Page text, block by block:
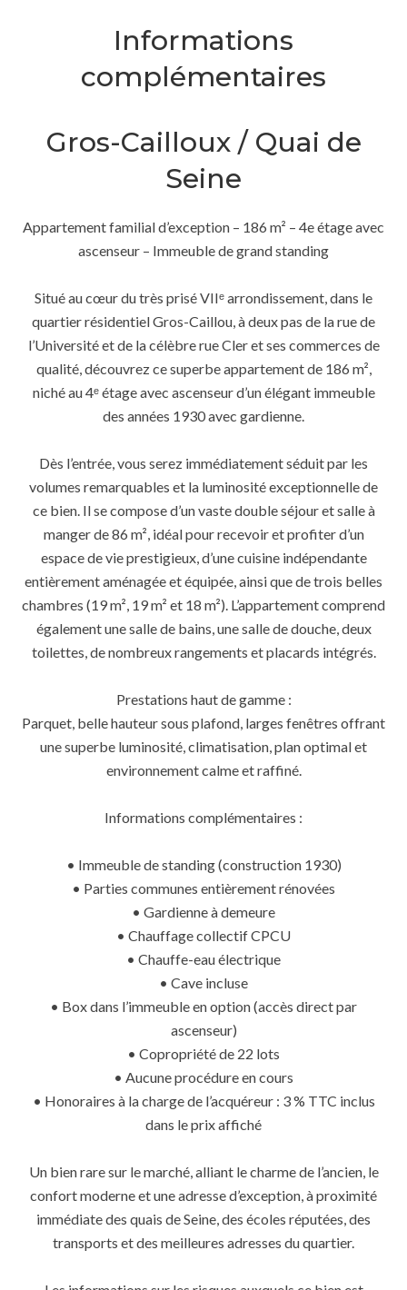
Informations
complémentaires
Gros-Cailloux / Quai de
Seine
Appartement familial d’exception – 186 m² – 4e étage avec
ascenseur – Immeuble de grand standing
Situé au cœur du très prisé VIIᵉ arrondissement, dans le
quartier résidentiel Gros-Caillou, à deux pas de la rue de
l’Université et de la célèbre rue Cler et ses commerces de
qualité, découvrez ce superbe appartement de 186 m²,
niché au 4ᵉ étage avec ascenseur d’un élégant immeuble
des années 1930 avec gardienne.
Dès l’entrée, vous serez immédiatement séduit par les
volumes remarquables et la luminosité exceptionnelle de
ce bien. Il se compose d’un vaste double séjour et salle à
manger de 86 m², idéal pour recevoir et profiter d’un
espace de vie prestigieux, d’une cuisine indépendante
entièrement aménagée et équipée, ainsi que de trois belles
chambres (19 m², 19 m² et 18 m²). L’appartement comprend
également une salle de bains, une salle de douche, deux
toilettes, de nombreux rangements et placards intégrés.
Prestations haut de gamme :
Parquet, belle hauteur sous plafond, larges fenêtres offrant
une superbe luminosité, climatisation, plan optimal et
environnement calme et raffiné.
Informations complémentaires :
• Immeuble de standing (construction 1930)
• Parties communes entièrement rénovées
• Gardienne à demeure
• Chauffage collectif CPCU
• Chauffe-eau électrique
• Cave incluse
• Box dans l’immeuble en option (accès direct par
ascenseur)
• Copropriété de 22 lots
• Aucune procédure en cours
• Honoraires à la charge de l’acquéreur : 3 % TTC inclus
dans le prix affiché
Un bien rare sur le marché, alliant le charme de l’ancien, le
confort moderne et une adresse d’exception, à proximité
immédiate des quais de Seine, des écoles réputées, des
transports et des meilleures adresses du quartier.